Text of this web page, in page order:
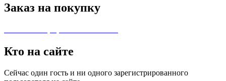
Заказ на покупку
Кто на сайте
Сейчас один гость и ни одного зарегистрированного